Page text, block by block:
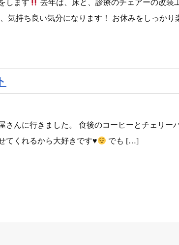
します
去年は、床と、診療のチェアーの改装
気持ち良い気分になります！ お休みをしっか
さんに行きました。 食後のコーヒーとチェリー
てくれるから大好きです♥️ でも […]